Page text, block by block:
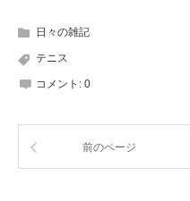
日々の雑記
テニス
コメント: 0
前のページ